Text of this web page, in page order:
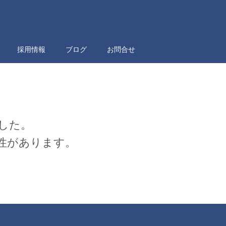
採用情報 ブログ お問合せ
。
あります。